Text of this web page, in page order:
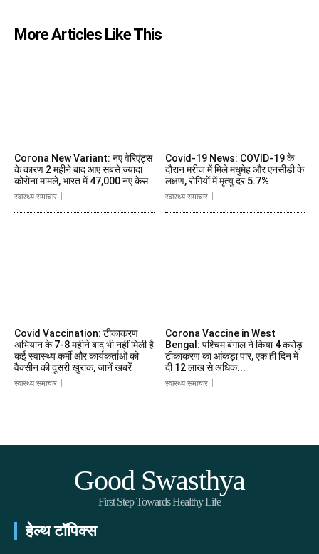
More Articles Like This
Corona New Variant: नए वेरिएंट्स
के कारण 2 महीने बाद आए सबसे ज्यादा
कोरोना मामले, भारत में 47,000 नए केस
स्वास्थ्य समाचार
Covid-19 News: COVID-19 के
दौरान मरीज में मिले मधुमेह और एनसीडी के
लक्षण, रोगियों में मृत्यु दर 5.7%
स्वास्थ्य समाचार
Covid Vaccination: टीकाकरण
अभियान के 7-8 महीने बाद भी नहीं मिली है
कई स्वास्थ्य कर्मी और कार्यकर्ताओं को
वैक्सीन की दूसरी खुराक, जानें खबरें
स्वास्थ्य समाचार
Corona Vaccine in West
Bengal: पश्चिम बंगाल ने किया 4 करोड़
टीकाकरण का आंकड़ा पार, एक ही दिन में
दी 12 लाख से अधिक...
स्वास्थ्य समाचार
Good Swasthya
First Step Towards Healthy Life
हेल्थ टॉपिक्स